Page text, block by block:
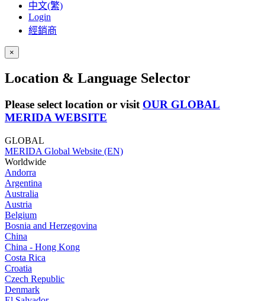
中文(繁)
Login
經銷商
×
Location & Language Selector
Please select location or visit OUR GLOBAL
MERIDA WEBSITE
GLOBAL
MERIDA Global Website (EN)
Worldwide
Andorra
Argentina
Australia
Austria
Belgium
Bosnia and Herzegovina
China
China - Hong Kong
Costa Rica
Croatia
Czech Republic
Denmark